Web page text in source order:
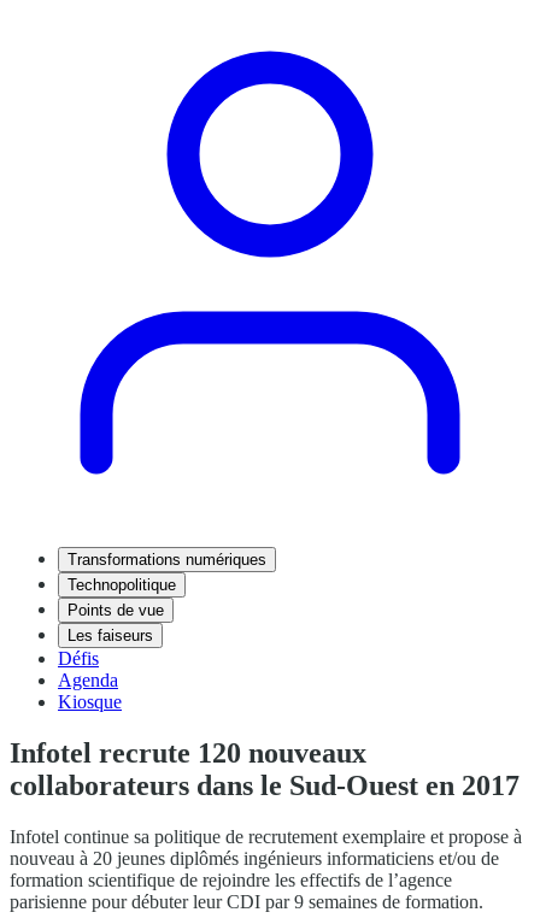
Transformations numériques
Technopolitique
Points de vue
Les faiseurs
Défis
Agenda
Kiosque
Infotel recrute 120 nouveaux
collaborateurs dans le Sud-Ouest en 2017
Infotel continue sa politique de recrutement exemplaire et propose à
nouveau à 20 jeunes diplômés ingénieurs informaticiens et/ou de
formation scientifique de rejoindre les effectifs de l’agence
parisienne pour débuter leur CDI par 9 semaines de formation.